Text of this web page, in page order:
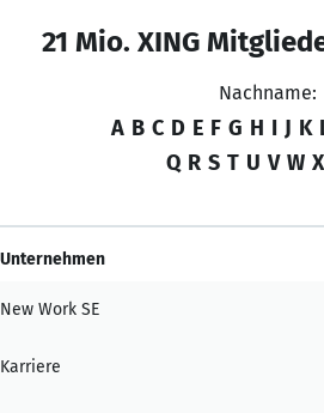
21 Mio. XING
Nachname:
A B C D E F G H I J K
Q R S T U V W X
Unternehmen
New Work SE
Karriere